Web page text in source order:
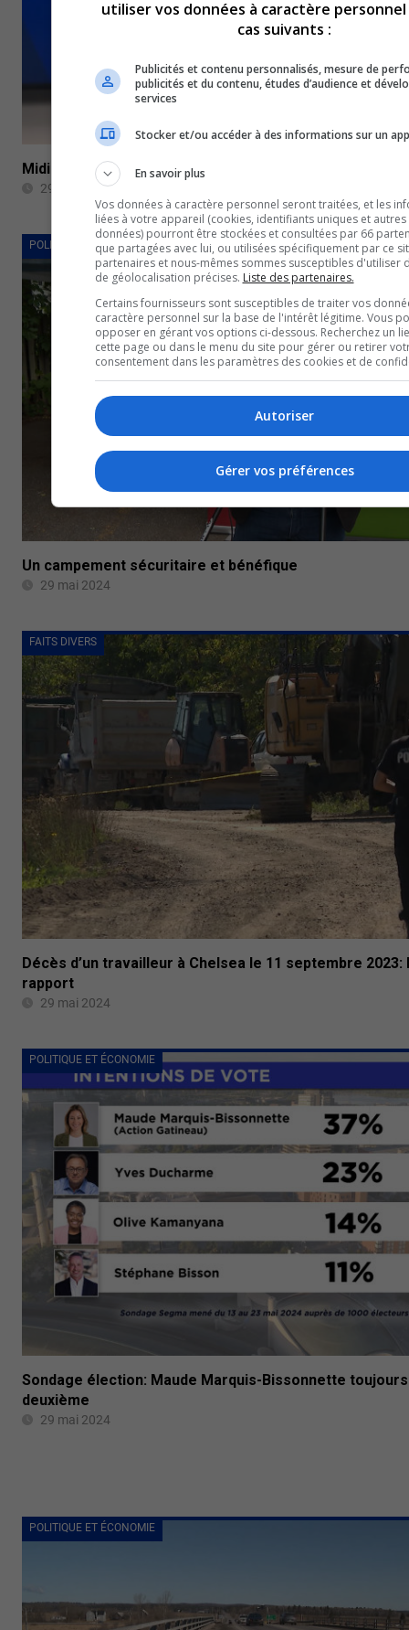
Midi13 – 29 mai 2024
29 mai 2024
POLITIQUE ET ÉCONOMIE
Un campement sécuritaire et bénéfique
29 mai 2024
FAITS DIVERS
Décès d’un travailleur à Chelsea le 11 septembre 2023:
rapport
29 mai 2024
POLITIQUE ET ÉCONOMIE
Sondage élection: Maude Marquis-Bissonnette
deuxième
29 mai 2024
POLITIQUE ET ÉCONOMIE
utiliser vos données à caractère personnel
cas suivants :
Publicités et contenu personnalisés, mesure de
publicités et du contenu, études d’audience et
services
Stocker et/ou accéder à des informations sur un
En savoir plus
Vos données à caractère personnel seront traitées, et les
liées à votre appareil (cookies, identifiants uniques et
données) pourront être stockées et consultées par 66
que partagées avec lui, ou utilisées spécifiquement par ce
partenaires et nous-mêmes sommes susceptibles d'utiliser
de géolocalisation précises. Liste des partenaires.
Certains fournisseurs sont susceptibles de traiter vos
caractère personnel sur la base de l'intérêt légitime. Vous
opposer en gérant vos options ci-dessous. Recherchez un
cette page ou dans le menu du site pour gérer ou retirer
consentement dans les paramètres des cookies et de
Autoriser
Gérer vos préférences